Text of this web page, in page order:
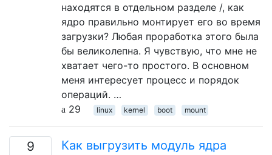
находятся в отдельном разделе /, как
ядро ​​правильно монтирует его во время
загрузки? Любая проработка этого была
бы великолепна. Я чувствую, что мне не
хватает чего-то простого. В основном
меня интересует процесс и порядок
операций. …
29
linux kernel boot mount
9
Как выгрузить модуль ядра